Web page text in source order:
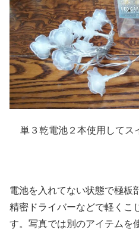
単３乾電池２本使用してス
電池を入れてない状態で極板
精密ドライバーなどで軽くこ
す。写真では別のアイテムを